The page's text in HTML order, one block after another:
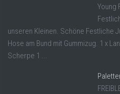
Young
unseren Kleinen. Schöne Festliche
Hose am Bund mit Gummizug. 1 x
Scherpe 1 ...